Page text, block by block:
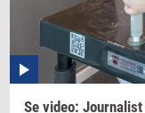
Se video: Jour­na­list